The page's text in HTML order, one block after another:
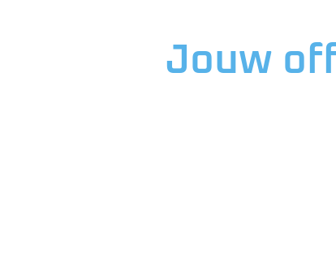
Jouw